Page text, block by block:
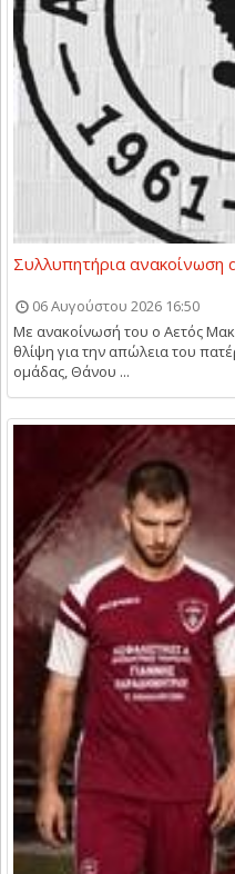
Συλλυπητήρια
06 Αυγούστου 2026 16:50
Με ανακοίνωσή του ο Αετός
θλίψη για την απώλεια του
ομάδας, Θάνου ...